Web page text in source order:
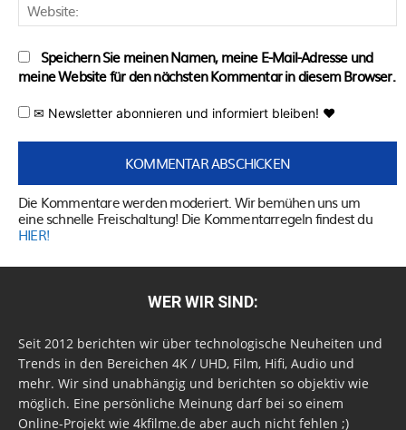
Speichern Sie meinen Namen, meine E-Mail-Adresse und
meine Website für den nächsten Kommentar in diesem Browser.
✉ Newsletter abonnieren und informiert bleiben! ♥
Die Kommentare werden moderiert. Wir bemühen uns um
eine schnelle Freischaltung! Die Kommentarregeln findest du
HIER!
WER WIR SIND:
Seit 2012 berichten wir über technologische Neuheiten und
Trends in den Bereichen 4K / UHD, Film, Hifi, Audio und
mehr. Wir sind unabhängig und berichten so objektiv wie
möglich. Eine persönliche Meinung darf bei so einem
Online-Projekt wie 4kfilme.de aber auch nicht fehlen ;)